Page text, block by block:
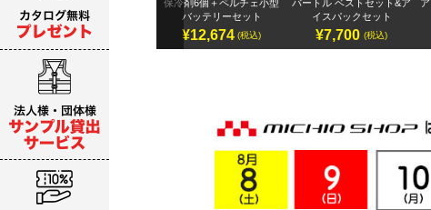
アイズフロンティア 32Vバ
ッテリーセット
¥19,987～
保冷剤6個＋ペルチェ小型
バッテリーセット
¥12,674 (税込)
バートル ベストセット&ア
イスパックセット
¥7,700 (税込)